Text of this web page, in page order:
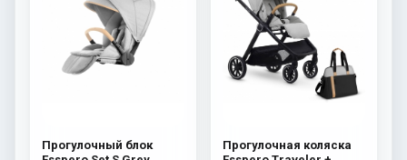
Прогулочный блок
Прогулочная коляска